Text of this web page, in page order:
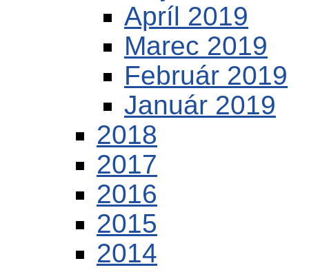
Apríl 2019
Marec 2019
Február 2019
Január 2019
2018
2017
2016
2015
2014